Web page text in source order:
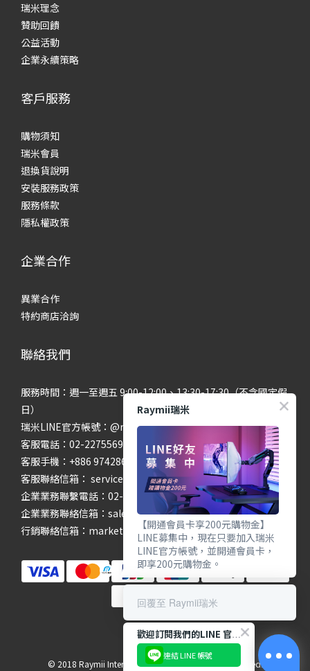
瑞米理念
贊助回饋
公益活動
企業永續策略
客戶服務
購物須知
瑞米會員
退換貨說明
安裝服務政策
服務條款
隱私權政策
企業合作
異業合作
特約商店洽詢
聯絡我們
服務時間：週一至週五 9:00-12:00、13:30-17:30（不含國定假
日）
瑞米LINE官方帳號：@raymii
客服電話：02-22755699 #201 #202
客服手機：+886 974286654
客服聯絡信箱： service@raymii.com
企業業務聯繫電話：02-22755699 #302
企業業務聯絡信箱：sales@raymii.com
行銷聯絡信箱：marketing@raymii.com
© 2018 Raymii International Limited. All Rights Reserved.
Raymii瑞米
【開通會員卡享200元購物金】
LINE募集中，現在只要加入瑞米
LINE官方帳號，並開通會員卡，
即享200元購物金。
回覆至 Raymii瑞米
歡迎訂閱我們的LINE 官方帳號
連結 LINE 帳號